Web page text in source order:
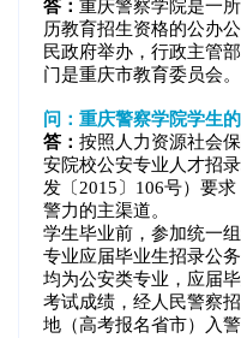
答： 重庆警察学院是一
历教育招生资格的公办
民政府举办，行政主管
门是重庆市教育委员会。
问：重庆警察学院学生
答： 按照人力资源社会
安院校公安专业人才招
发〔2015〕106号）要
警力的主渠道。
学生毕业前，参加统一
专业应届毕业生招录公
均为公安类专业，应届
考试成绩，经人民警察
地（高考报名省市）入警